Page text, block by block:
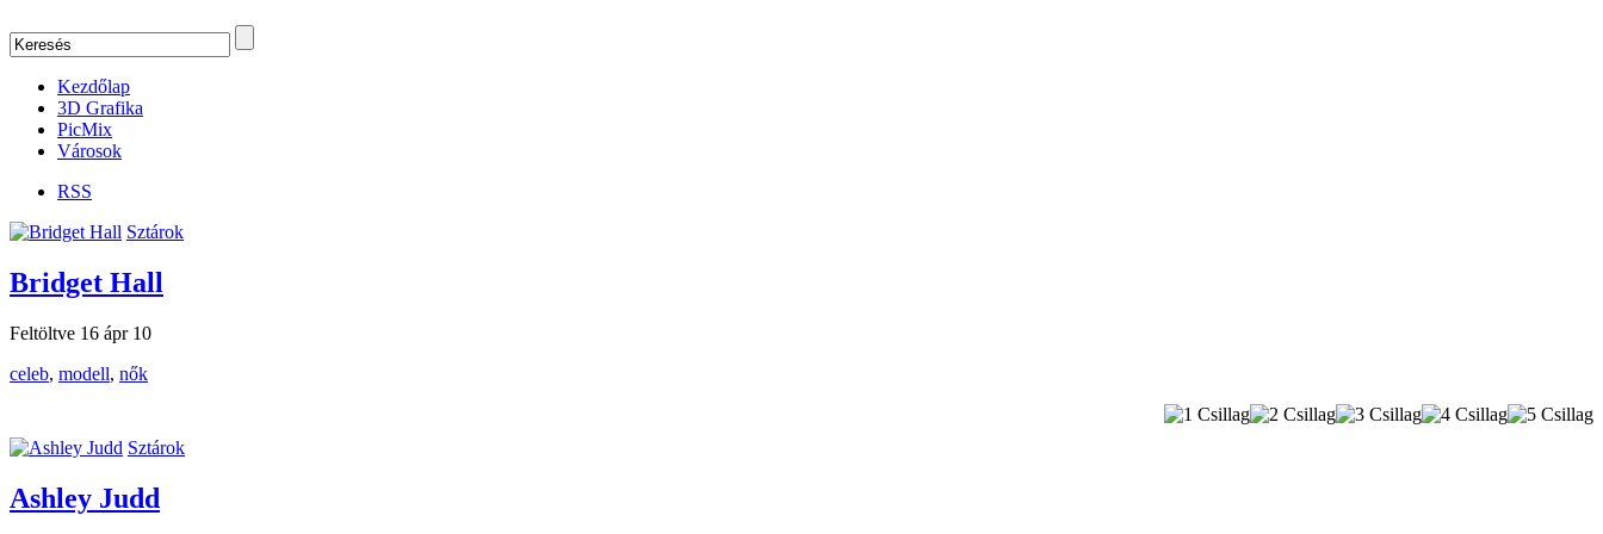
Kezdőlap
3D Grafika
PicMix
Városok
RSS
Sztárok
Bridget Hall
Feltöltve 16 ápr 10
celeb, modell, nők
Sztárok
Ashley Judd